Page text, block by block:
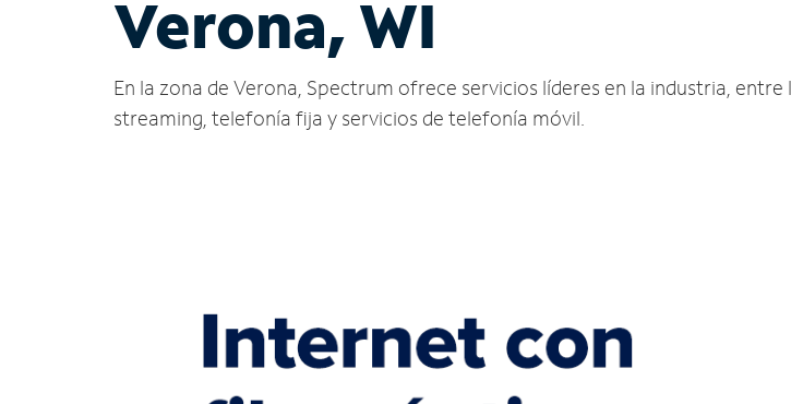
Verona, WI
En la zona de Verona, Spectrum ofrece servicios líderes en la industria,
streaming, telefonía fija y servicios de telefonía móvil.